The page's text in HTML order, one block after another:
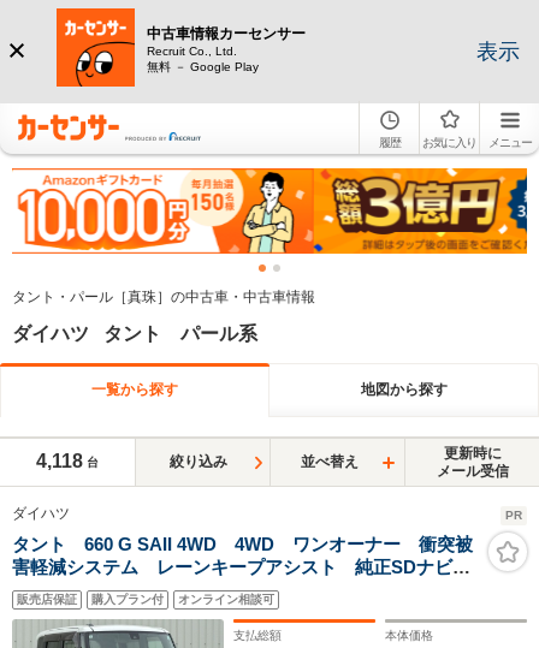
中古車情報カーセンサー
Recruit Co., Ltd.
無料 － Google Play
表示
履歴 お気に入り メニュー
タント・パール［真珠］の中古車・中古車情報
ダイハツ タント パール系
一覧から探す 地図から探す
4,118 台 絞り込み 並べ替え
更新時に
メール受信
ダイハツ PR
タント 660 G SAII 4WD 4WD ワンオーナー 衝突被
害軽減システム レーンキープアシスト 純正SDナビ
CD DVD BT フルセグ MSV バックカメラ ステ
アリングスイッチ アイドリングストップ 純正14アル
ミホイール
販売店保証 購入プラン付 オンライン相談可
支払総額 本体価格